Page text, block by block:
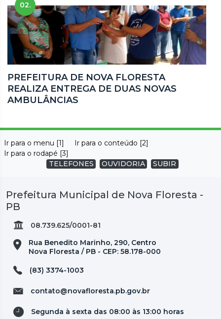
02.
PREFEITURA DE NOVA FLORESTA
REALIZA ENTREGA DE DUAS NOVAS
AMBULÂNCIAS
Ir para o menu [1]
Ir para o conteúdo [2]
Ir para o rodapé [3]
TELEFONES
OUVIDORIA SUBIR
Prefeitura Municipal de Nova Floresta -
PB
08.739.625/0001-81
Rua Benedito Marinho, 290, Centro
Nova Floresta / PB - CEP: 58.178-000
(83) 3374-1003
contato@novafloresta.pb.gov.br
Segunda à sexta das 08:00 às 13:00 horas